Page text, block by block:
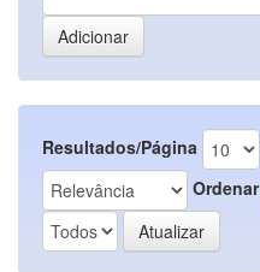
Resultados/Página
Ordenar